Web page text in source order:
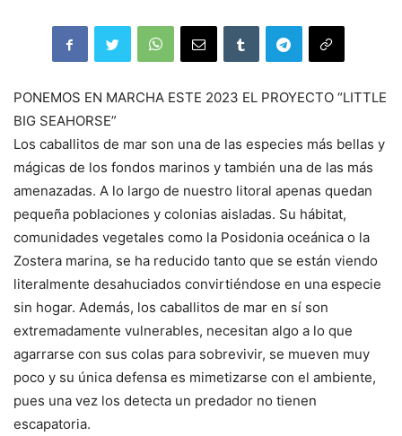
PONEMOS EN MARCHA ESTE 2023 EL PROYECTO “LITTLE
BIG SEAHORSE”
Los caballitos de mar son una de las especies más bellas y
mágicas de los fondos marinos y también una de las más
amenazadas. A lo largo de nuestro litoral apenas quedan
pequeña poblaciones y colonias aisladas. Su hábitat,
comunidades vegetales como la Posidonia oceánica o la
Zostera marina, se ha reducido tanto que se están viendo
literalmente desahuciados convirtiéndose en una especie
sin hogar. Además, los caballitos de mar en sí son
extremadamente vulnerables, necesitan algo a lo que
agarrarse con sus colas para sobrevivir, se mueven muy
poco y su única defensa es mimetizarse con el ambiente,
pues una vez los detecta un predador no tienen
escapatoria.